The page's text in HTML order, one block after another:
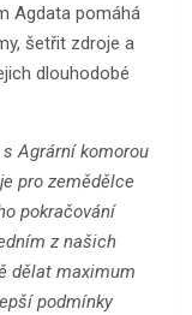
Agdata pomáhá
šetřit zdroje a
dlouhodobé
Agrární komorou
pro zemědělce
pokračování
z našich
dělat maximum
podmínky